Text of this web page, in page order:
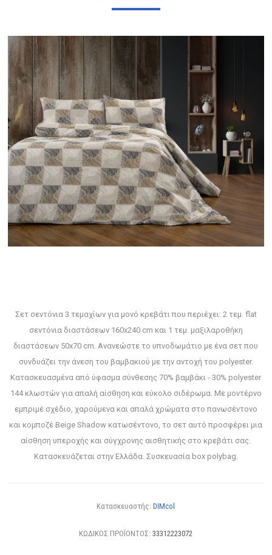
Σετ σεντόνια 3 τεμαχίων για μονό κρεβάτι που περιέχει: 2 τεμ. flat
σεντόνια διαστάσεων 160x240 cm και 1 τεμ. μαξιλαροθήκη
διαστάσεων 50x70 cm. Ανανεώστε το υπνοδωμάτιο με ένα σετ που
συνδυάζει την άνεση του βαμβακιού με την αντοχή του polyester.
Κατασκευασμένα από ύφασμα σύνθεσης 70% βαμβάκι - 30% polyester
144 κλωστών για απαλή αίσθηση και εύκολο σιδέρωμα. Με μοντέρνο
εμπριμέ σχέδιο, χαρούμενα και απαλά χρώματα στο πανωσέντονο
και κομποζέ Beige Shadow κατωσέντονο, το σετ αυτό προσφέρει μια
αίσθηση υπεροχής και σύγχρονης αισθητικής στο κρεβάτι σας.
Κατασκευάζεται στην Ελλάδα. Συσκευασία box polybag.
Κατασκευαστής: DIMcol
ΚΩΔΙΚΟΣ ΠΡΟΪΟΝΤΟΣ: 33312223072